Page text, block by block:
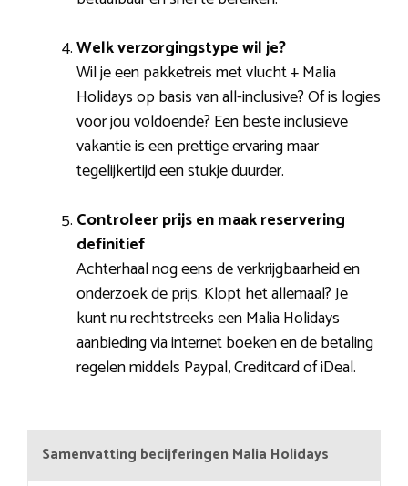
Welk verzorgingstype wil je?
Wil je een pakketreis met vlucht + Malia
Holidays op basis van all-inclusive? Of is logies
voor jou voldoende? Een beste inclusieve
vakantie is een prettige ervaring maar
tegelijkertijd een stukje duurder.
Controleer prijs en maak reservering
definitief
Achterhaal nog eens de verkrijgbaarheid en
onderzoek de prijs. Klopt het allemaal? Je
kunt nu rechtstreeks een Malia Holidays
aanbieding via internet boeken en de betaling
regelen middels Paypal, Creditcard of iDeal.
Samenvatting becijferingen Malia Holidays